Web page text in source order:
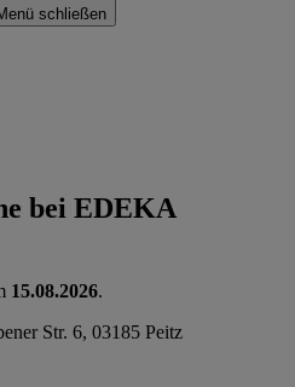
schließen
bei EDEKA
15.08.2026.
Str. 6, 03185 Peitz